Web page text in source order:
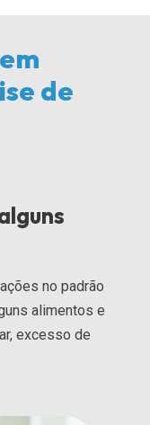
de
no padrão
alimentos e
excesso de